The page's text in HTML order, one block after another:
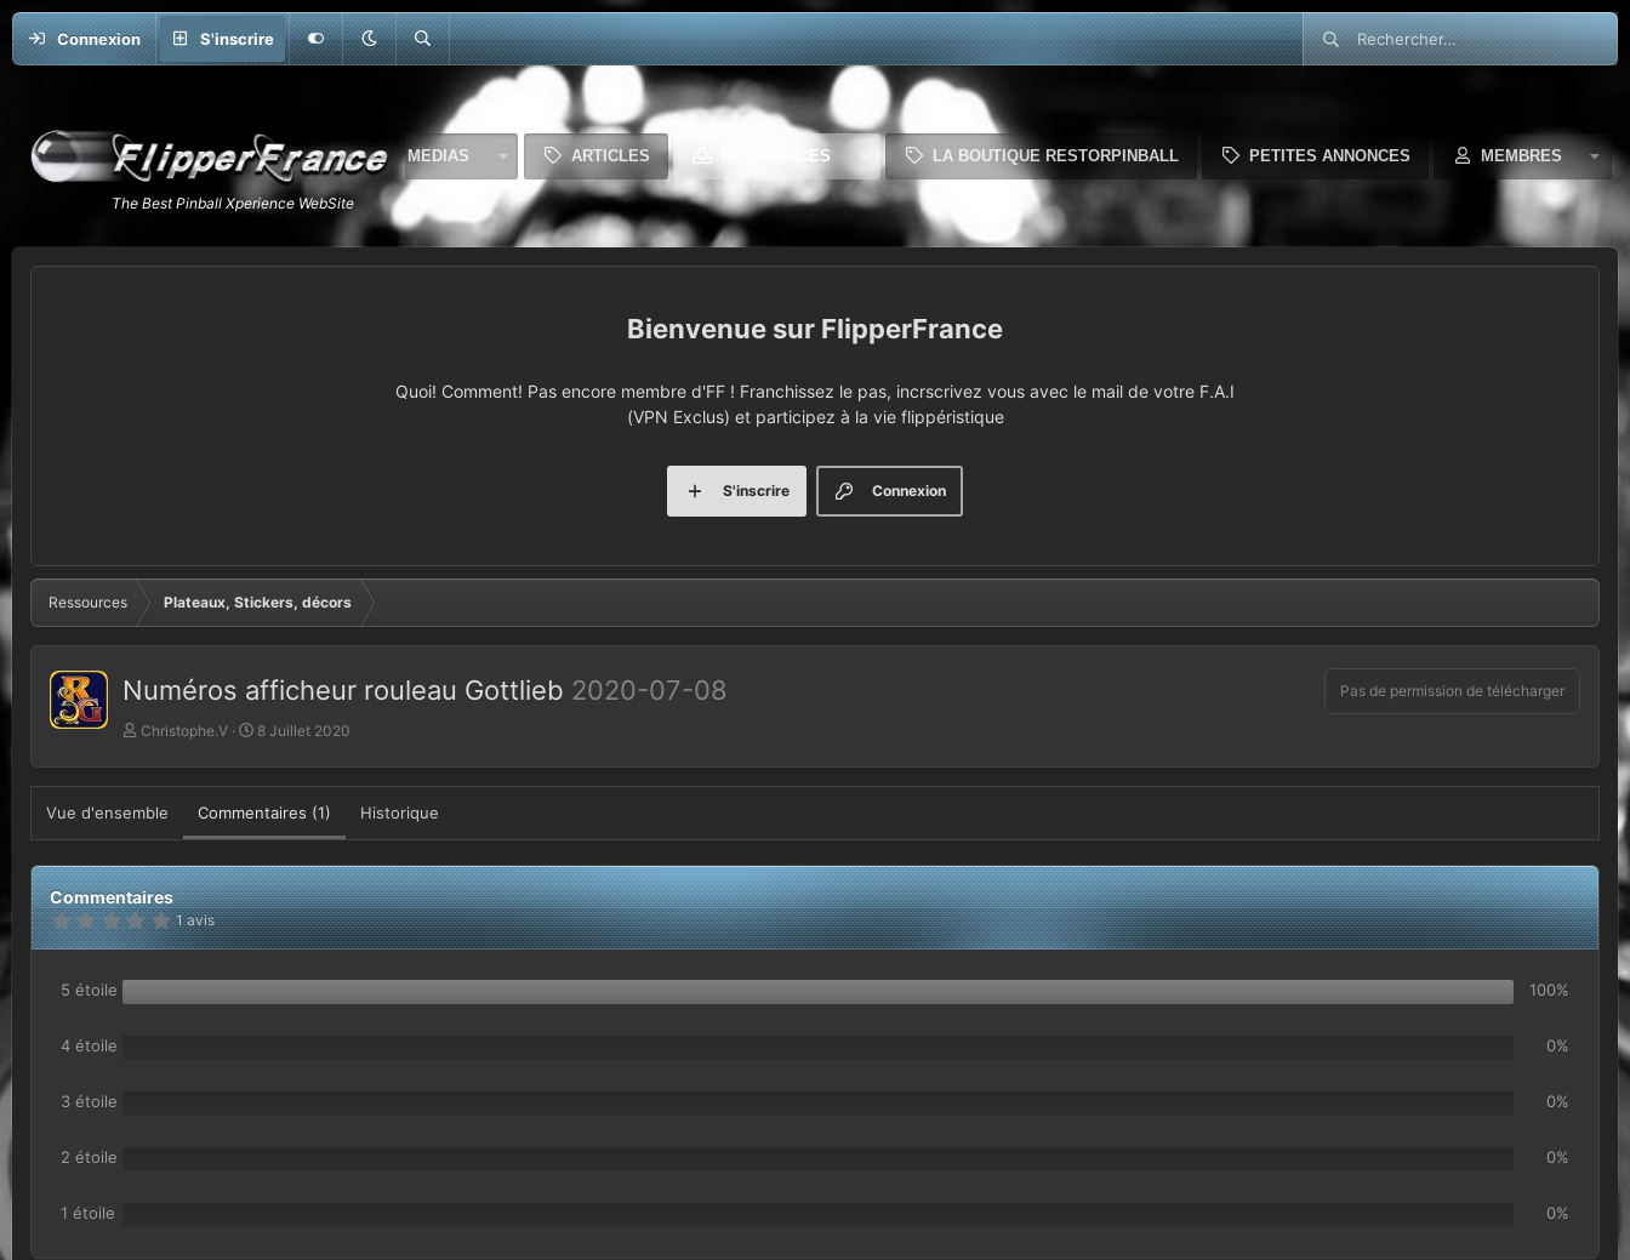
Connexion S'inscrire
FORUMS QUOI DE NEUF MEDIAS ARTICLES RESSOURCES LA BOUTIQUE RESTORPINBALL PETITES ANNONCES MEMBRES
FlipperFrance
Quoi! Comment! Pas encore membre d'FF ! Franchissez le pas, incrscrivez vous avec le mail de votre F.A.I
(VPN Exclus) et participez à la vie flippéristique
Connexion
S'inscrire
Ressources Plateaux, Stickers, décors
Numéros afficheur rouleau Gottlieb 2020-07-08 Pas de permission de télécharger
A
t
u
r
Christophe.V
D
t
d
e
r
é
a
t
8 Juillet 2020
Vue d'ensemble Commentaires (1) Historique
Commentaires
5
.
0
é
t
1 avis
5 étoile 100%
4 étoile 0%
3 étoile 0%
2 étoile 0%
1 étoile 0%